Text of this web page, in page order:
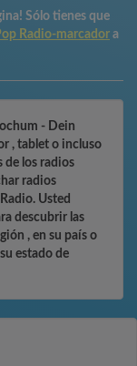
Sólo tienes que
Radio-marcador a
- Dein
, tablet o incluso
de los radios
radios
Usted
descubrir las
, en su país o
estado de